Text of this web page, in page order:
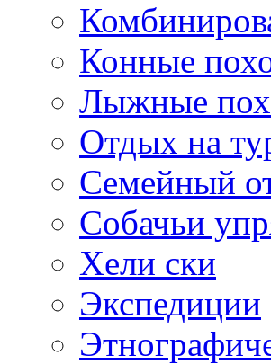
Конные
Лыжные
Отдых на
Семейный
Собачьи
Хели ски
Экспедиции